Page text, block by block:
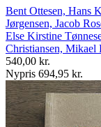
Bent Ottesen, Hans
Jørgensen, Jacob
Else Kirstine
Christiansen, Mikael
540,00 kr.
Nypris 694,95 kr.